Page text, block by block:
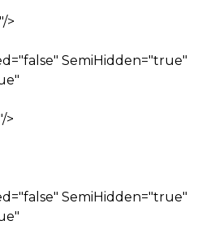
>
SemiHidden="true"
>
SemiHidden="true"